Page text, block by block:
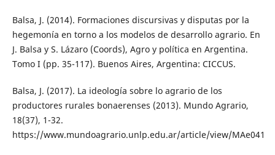
Balsa, J. (2014). Formaciones discursivas y disputas por la
hegemonía en torno a los modelos de desarrollo agrario. En
J. Balsa y S. Lázaro (Coords), Agro y política en Argentina.
Tomo I (pp. 35-117). Buenos Aires, Argentina: CICCUS.
Balsa, J. (2017). La ideología sobre lo agrario de los
productores rurales bonaerenses (2013). Mundo Agrario,
18(37), 1-32.
https://www.mundoagrario.unlp.edu.ar/article/view/MAe041